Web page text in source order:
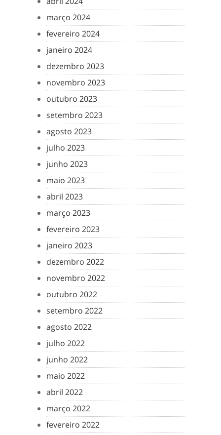
março 2024
fevereiro 2024
janeiro 2024
dezembro 2023
novembro 2023
outubro 2023
setembro 2023
agosto 2023
julho 2023
junho 2023
maio 2023
abril 2023
março 2023
fevereiro 2023
janeiro 2023
dezembro 2022
novembro 2022
outubro 2022
setembro 2022
agosto 2022
julho 2022
junho 2022
maio 2022
abril 2022
março 2022
fevereiro 2022